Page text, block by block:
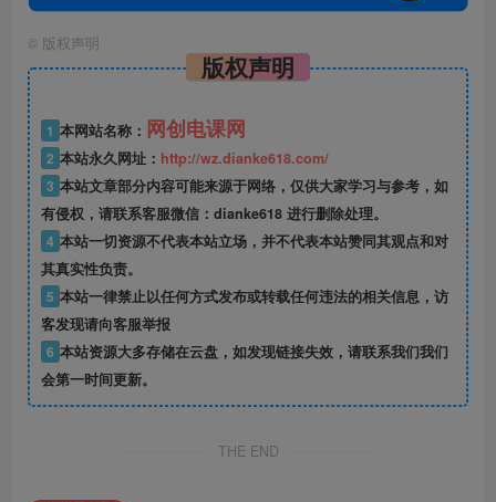
© 版权声明
版权声明
1 本网站名称： 网创电课网
2 本站永久网址： http://wz.dianke618.com/
3 本站文章部分内容可能来源于网络，仅供大家学习与参考，如
有侵权，请联系客服微信：dianke618 进行删除处理。
4 本站一切资源不代表本站立场，并不代表本站赞同其观点和对
其真实性负责。
5 本站一律禁止以任何方式发布或转载任何违法的相关信息，访
客发现请向客服举报
6 本站资源大多存储在云盘，如发现链接失效，请联系我们我们
会第一时间更新。
THE END